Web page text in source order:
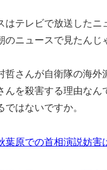
テレビで放送したニ
のニュースで見たんじ
さんが自衛隊の海外
んを殺害する理由な
はないですか。
葉原での首相演説妨